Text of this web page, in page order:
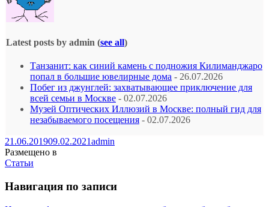
Latest posts by admin (see all)
Танзанит: как синий камень с подножия Килиманджаро
попал в большие ювелирные дома - 26.07.2026
Побег из джунглей: захватывающее приключение для
всей семьи в Москве - 02.07.2026
Музей Оптических Иллюзий в Москве: полный гид для
незабываемого посещения - 02.07.2026
21.06.201909.02.2021admin
Размещено в
Статьи
Навигация по записи